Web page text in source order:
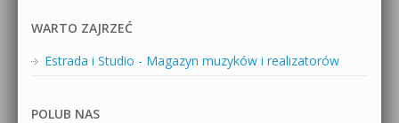
WARTO ZAJRZEĆ
Estrada i Studio - Magazyn muzyków i realizatorów
POLUB NAS